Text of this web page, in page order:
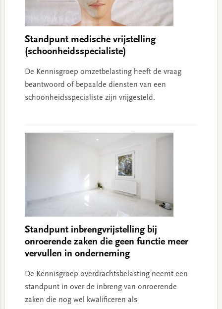
Standpunt medische vrijstelling
(schoonheidsspecialiste)
De Kennisgroep omzetbelasting heeft de vraag
beantwoord of bepaalde diensten van een
schoonheidsspecialiste zijn vrijgesteld.
Standpunt inbrengvrijstelling bij
onroerende zaken die geen functie meer
vervullen in onderneming
De Kennisgroep overdrachtsbelasting neemt een
standpunt in over de inbreng van onroerende
zaken die nog wel kwalificeren als